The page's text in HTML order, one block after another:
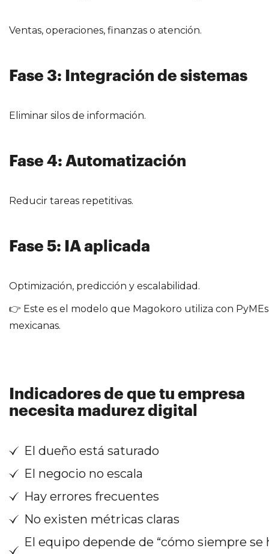
Ventas, operaciones, finanzas o atención.
Fase 3: Integración de sistemas
Eliminar silos de información.
Fase 4: Automatización
Reducir tareas repetitivas.
Fase 5: IA aplicada
Optimización, predicción y escalabilidad.
👉 Este es el modelo que Magokoro utiliza con PyMEs
mexicanas.
Indicadores de que tu empresa
necesita madurez digital
El dueño está saturado
El negocio no escala
Hay errores frecuentes
No existen métricas claras
El equipo depende de “cómo siempre se